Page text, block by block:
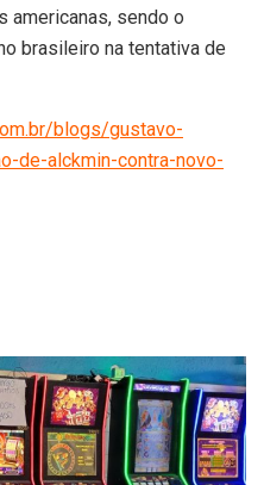
americanas, sendo o
brasileiro na tentativa de
blogs/gustavo-
de-alckmin-contra-novo-